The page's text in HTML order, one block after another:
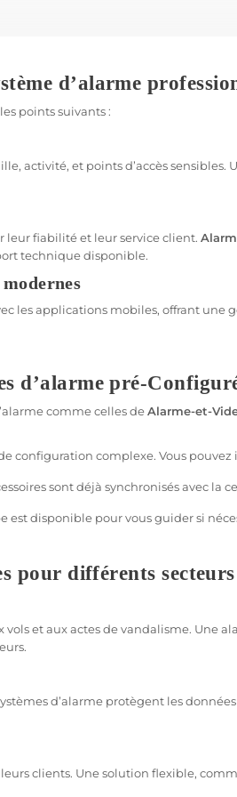
professionnelle ?
simple système d’alerte. Elle
les incendies. Voici quelques raisons
avec une Alarme pour
des données et des équipements.
une surveillance continue. Avec
à des règlements stricts en
d’alarme
de comprendre les différentes
:
filaires
réseau physique. Elles sont idéales
sans fil
bureaux ou les commerces. Faciles à
avancées, comme la
etiOS, permettant une gestion
professionnelles
doit inclure plusieurs
d’alarme
points suivants :
activité, et points d’accès
leur fiabilité et leur service client.
technique disponible.
les applications mobiles, offrant une
d’alarme pré-
comme celles deAlarme-et-
configuration complexe. Vous pouvez
sont déjà synchronisés avec la
est disponible pour vous guider si
pour différents secteurs
vols et aux actes de vandalisme. Une
d’alarme protègent les
clients. Une solution flexible,